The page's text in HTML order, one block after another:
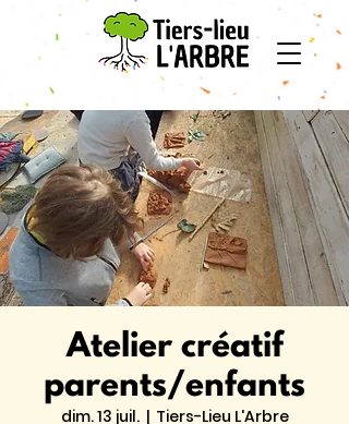
Atelier créatif
parents/enfants
dim. 13 juil.
  |
Tiers-Lieu L'Arbre